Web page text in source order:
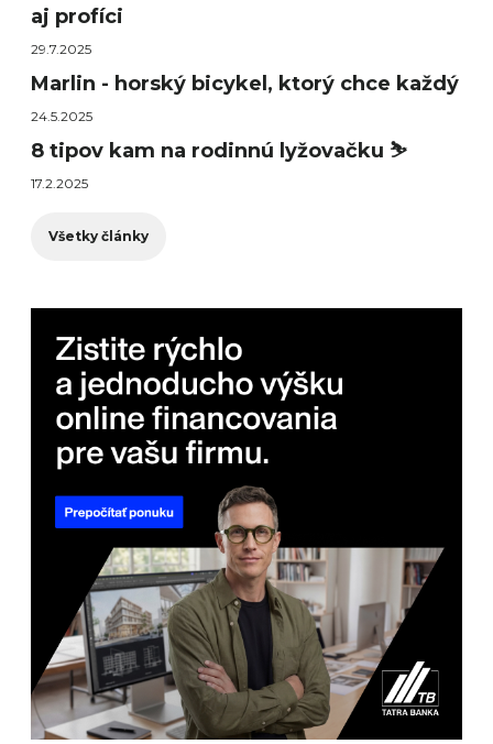
aj profíci
29.7.2025
Marlin - horský bicykel, ktorý chce každý
24.5.2025
8 tipov kam na rodinnú lyžovačku ⛷️
17.2.2025
Všetky články